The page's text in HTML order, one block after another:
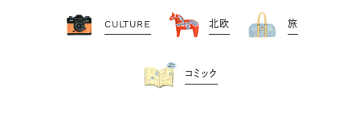
CULTURE 北欧 旅
コミック